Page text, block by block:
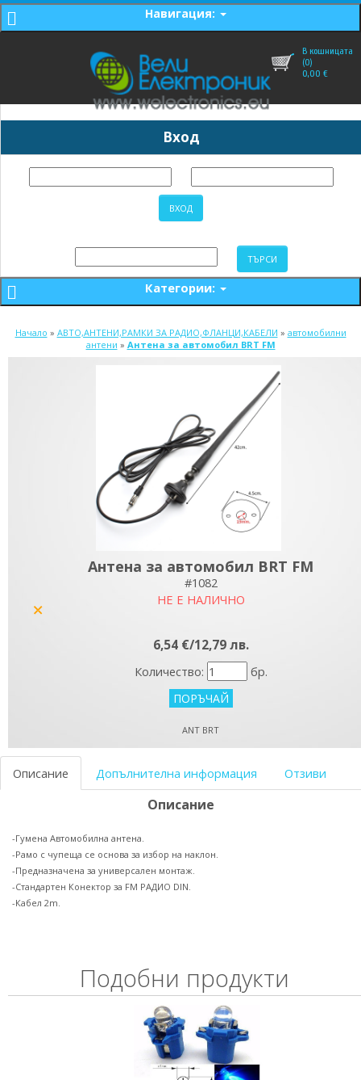
Навигация:
В кошницата
(0)
0,00 €
Вход
Категории:
Начало » АВТО,АНТЕНИ,РАМКИ ЗА РАДИО,ФЛАНЦИ,КАБЕЛИ » автомобилни
антени » Антена за автомобил BRT FM
Антена за автомобил BRT FM
#1082
НЕ Е НАЛИЧНО
6,54 €/12,79 лв.
Количество: бр.
ANT BRT
Описание Допълнителна информация Отзиви
Описание
-Гумена Автомобилна антена.
-Рамо с чупеща се основа за избор на наклон.
-Предназначена за универсален монтаж.
-Стандартен Конектор за FM РАДИО DIN.
-Кабел 2m.
Подобни продукти